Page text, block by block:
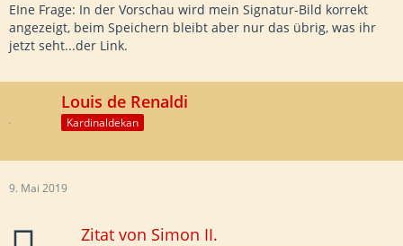
EIne Frage: In der Vorschau wird mein Signatur-Bild korrekt
angezeigt, beim Speichern bleibt aber nur das übrig, was ihr
jetzt seht...der Link.
Louis de Renaldi
Kardinaldekan
9. Mai 2019
Zitat von Simon II.